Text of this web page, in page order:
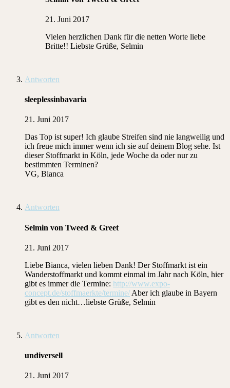
21. Juni 2017
Vielen herzlichen Dank für die netten Worte liebe
Britte!! Liebste Grüße, Selmin
Antworten
sleeplessinbavaria
21. Juni 2017
Das Top ist super! Ich glaube Streifen sind nie langweilig und
ich freue mich immer wenn ich sie auf deinem Blog sehe. Ist
dieser Stoffmarkt in Köln, jede Woche da oder nur zu
bestimmten Terminen?
VG, Bianca
Antworten
Selmin von Tweed & Greet
21. Juni 2017
Liebe Bianca, vielen lieben Dank! Der Stoffmarkt ist ein
Wanderstoffmarkt und kommt einmal im Jahr nach Köln, hier
gibt es immer die Termine: http://www.expo-
concept.de/stoffmaerkte/termine/ Aber ich glaube in Bayern
gibt es den nicht…liebste Grüße, Selmin
Antworten
undiversell
21. Juni 2017